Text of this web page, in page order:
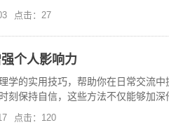
点击：27
个人影响力
学的实用技巧，帮助你在日常交流
刻保持自信，这些方法不仅能够加深
点击：120